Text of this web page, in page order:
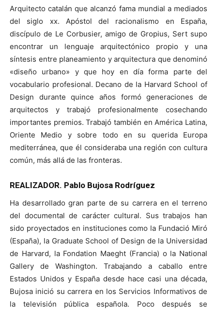
Arquitecto catalán que alcanzó fama mundial a mediados
del siglo xx. Apóstol del racionalismo en España,
discípulo de Le Corbusier, amigo de Gropius, Sert supo
encontrar un lenguaje arquitectónico propio y una
síntesis entre planeamiento y arquitectura que denominó
«diseño urbano» y que hoy en día forma parte del
vocabulario profesional. Decano de la Harvard School of
Design durante quince años formó generaciones de
arquitectos y trabajó profesionalmente cosechando
importantes premios. Trabajó también en América Latina,
Oriente Medio y sobre todo en su querida Europa
mediterránea, que él consideraba una región con cultura
común, más allá de las fronteras.
REALIZADOR. Pablo Bujosa Rodríguez
Ha desarrollado gran parte de su carrera en el terreno
del documental de carácter cultural. Sus trabajos han
sido proyectados en instituciones como la Fundació Miró
(España), la Graduate School of Design de la Universidad
de Harvard, la Fondation Maeght (Francia) o la National
Gallery de Washington. Trabajando a caballo entre
Estados Unidos y España desde hace casi una década,
Bujosa inició su carrera en los Servicios Informativos de
la televisión pública española. Poco después se